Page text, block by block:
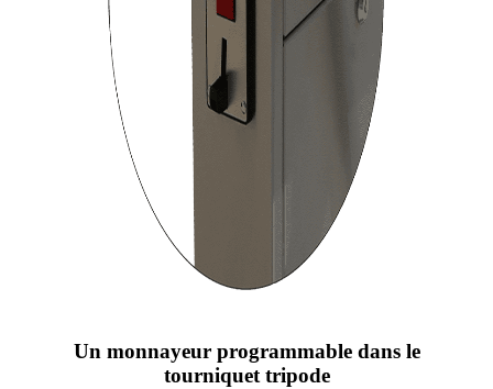
Un monnayeur programmable dans le
tourniquet tripode